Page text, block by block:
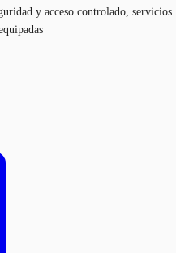
y acceso controlado, servicios